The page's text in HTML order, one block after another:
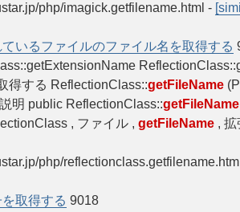
php/imagick.getfilename.html -
いるファイルのファイル名を取得する
得する ReflectionClass::getFileName
明 public ReflectionClass::getFileName
, ファイル , getFileName ,
php/
取得する 9018